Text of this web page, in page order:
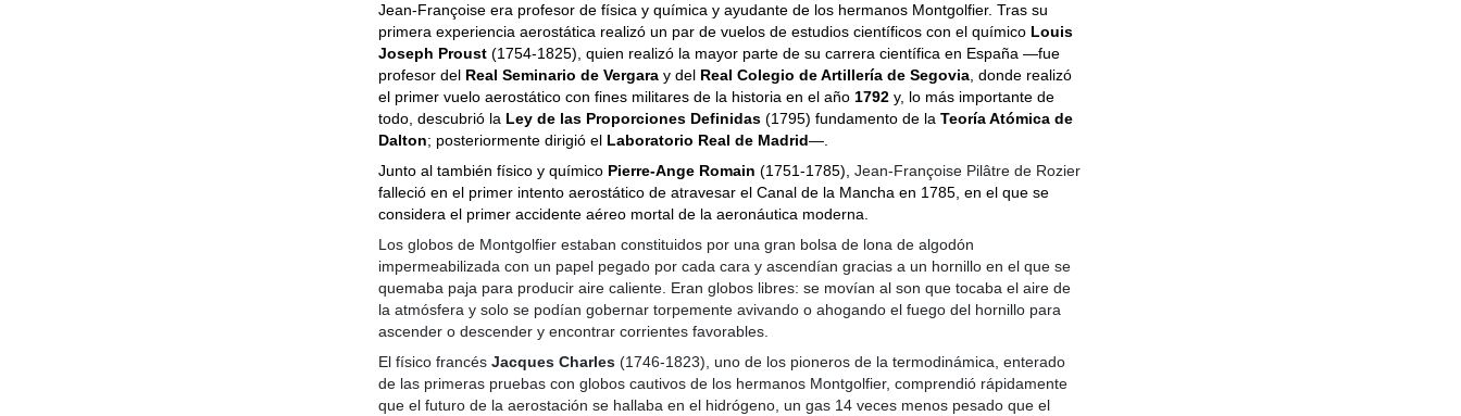
Jean-Françoise era profesor de física y química y ayudante de los hermanos Montgolfier. Tras su
primera experiencia aerostática realizó un par de vuelos de estudios científicos con el químico Louis
Joseph Proust (1754-1825), quien realizó la mayor parte de su carrera científica en España ―fue
profesor del Real Seminario de Vergara y del Real Colegio de Artillería de Segovia, donde realizó
el primer vuelo aerostático con fines militares de la historia en el año 1792 y, lo más importante de
todo, descubrió la Ley de las Proporciones Definidas (1795) fundamento de la Teoría Atómica de
Dalton; posteriormente dirigió el Laboratorio Real de Madrid―.
Junto al también físico y químico Pierre-Ange Romain (1751-1785), Jean-Françoise Pilâtre de Rozier
falleció en el primer intento aerostático de atravesar el Canal de la Mancha en 1785, en el que se
considera el primer accidente aéreo mortal de la aeronáutica moderna.
Los globos de Montgolfier estaban constituidos por una gran bolsa de lona de algodón
impermeabilizada con un papel pegado por cada cara y ascendían gracias a un hornillo en el que se
quemaba paja para producir aire caliente. Eran globos libres: se movían al son que tocaba el aire de
la atmósfera y solo se podían gobernar torpemente avivando o ahogando el fuego del hornillo para
ascender o descender y encontrar corrientes favorables.
El físico francés Jacques Charles (1746-1823), uno de los pioneros de la termodinámica, enterado
de las primeras pruebas con globos cautivos de los hermanos Montgolfier, comprendió rápidamente
que el futuro de la aerostación se hallaba en el hidrógeno, un gas 14 veces menos pesado que el